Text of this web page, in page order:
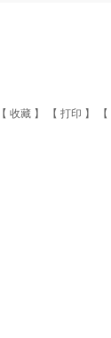
收藏 】 【 打印 】 【